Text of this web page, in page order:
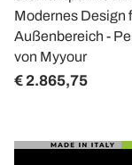
Modernes Design
Außenbereich -
von Myyour
€ 2.865,75